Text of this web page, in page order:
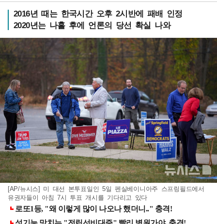
2016년 때는 한국시간 오후 2시반에 패배 인정
2020년는 나흘 후에 언론의 당선 확실 나와
[AP/뉴시스] 미 대선 본투표일인 5일 펜실베이니아주 스프링필드에서
유권자들이 아침 7시 투표 개시를 기다리고 있다